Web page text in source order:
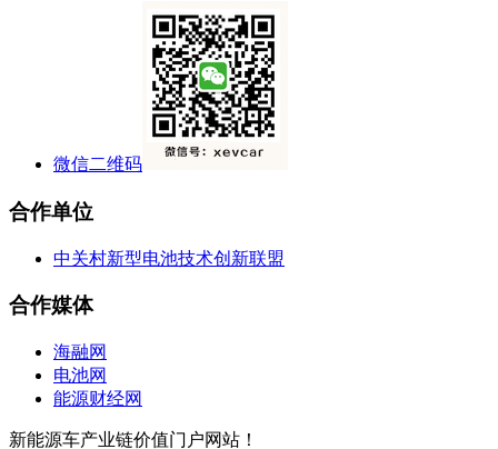
微信二维码
合作单位
中关村新型电池技术创新联盟
合作媒体
海融网
电池网
能源财经网
新能源车产业链价值门户网站！